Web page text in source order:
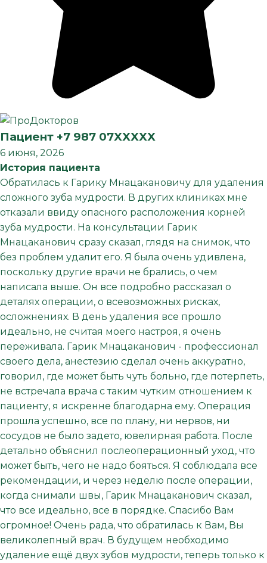
Пациент +7 987 07XXXXX
6 июня, 2026
История пациента
Обратилась к Гарику Мнацакановичу для удаления
сложного зуба мудрости. В других клиниках мне
отказали ввиду опасного расположения корней
зуба мудрости. На консультации Гарик
Мнацаканович сразу сказал, глядя на снимок, что
без проблем удалит его. Я была очень удивлена,
поскольку другие врачи не брались, о чем
написала выше. Он все подробно рассказал о
деталях операции, о всевозможных рисках,
осложнениях. В день удаления все прошло
идеально, не считая моего настроя, я очень
переживала. Гарик Мнацаканович - профессионал
своего дела, анестезию​ сделал очень аккуратно,
говорил, где может быть чуть больно, где потерпеть,
не встречала врача с таким чутким отношением к
пациенту, я искренне благодарна ему. Операция
прошла успешно, все по плану, ни нервов, ни
сосудов не было задето, ювелирная работа. После
детально объяснил послеоперационный уход, что
может быть, чего не надо бояться. Я соблюдала все
рекомендации, и через неделю после операции,
когда снимали швы, Гарик Мнацаканович сказал,
что все идеально, все в порядке. Спасибо Вам
огромное! Очень рада, что обратилась к Вам, Вы
великолепный врач. В будущем необходимо
удаление ещё двух зубов мудрости, теперь только к